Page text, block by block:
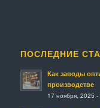
ПОСЛЕДНИЕ
Как заводы
производстве
17 ноября, 2025